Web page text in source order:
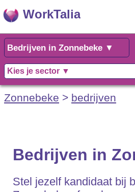
WorkTalia
Zonnebeke > bedrijven
Bedrijven in
Stel jezelf kandidaat bij